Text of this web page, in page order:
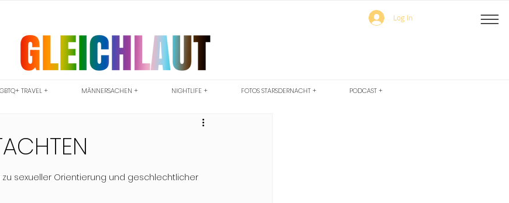
Log In
TRAVEL + MÄNNERSACHEN + NIGHTLIFE + FOTOS STARSDERNACHT + PODCAST +
sexueller Orientierung und geschlechtlicher